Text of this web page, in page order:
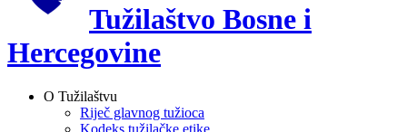
Tužilaštvo Bosne i
Hercegovine
O Tužilaštvu
Riječ glavnog tužioca